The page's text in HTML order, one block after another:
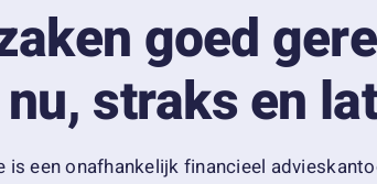
goed
straks en
is een onafhankelijk financieel